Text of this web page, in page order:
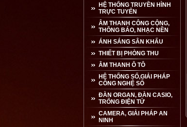
HỆ THỐNG TRUYỀN HÌNH
TRỰC TUYẾN
ÂM THANH CÔNG CỘNG,
THÔNG BÁO, NHẠC NỀN
ÁNH SÁNG SÂN KHẤU
THIẾT BỊ PHÒNG THU
ÂM THANH Ô TÔ
HỆ THỐNG SỐ,GIẢI PHÁP
CÔNG NGHỆ SỐ
ĐÀN ORGAN, ĐÀN CASIO,
TRỐNG ĐIỆN TỬ
CAMERA, GIẢI PHÁP AN
NINH